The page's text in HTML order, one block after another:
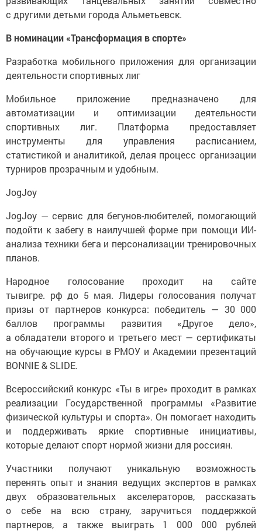
с другими детьми города Альметьевск.
В номинации «Трансформация в спорте»
Разработка мобильного приложения для организации
деятельности спортивных лиг
Мобильное приложение предназначено для
автоматизации и оптимизации деятельности
спортивных лиг. Платформа предоставляет
инструменты для управления расписанием,
статистикой и аналитикой, делая процесс организации
турниров прозрачным и удобным.
JogJoy
JogJoy — сервис для бегунов-любителей, помогающий
подойти к забегу в наилучшей форме при помощи ИИ-
анализа техники бега и персонализации тренировочных
планов.
Народное голосование проходит на сайте
тывигре. рф до 5 мая. Лидеры голосования получат
призы от партнеров конкурса: победитель — 30 000
баллов программы развития «Другое дело»,
а обладатели второго и третьего мест — сертификаты
на обучающие курсы в РМОУ и Академии презентаций
BONNIE & SLIDE.
Всероссийский конкурс «Ты в игре» проходит в рамках
реализации Государственной программы «Развитие
физической культуры и спорта». Он помогает находить
и поддерживать яркие спортивные инициативы,
которые делают спорт нормой жизни для россиян.
Участники получают уникальную возможность
перенять опыт и знания ведущих экспертов в рамках
двух образовательных акселераторов, рассказать
о себе на всю страну, заручиться поддержкой
партнеров, а также выиграть 1 000 000 рублей